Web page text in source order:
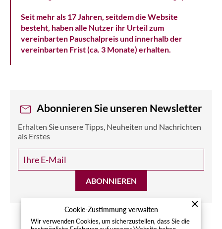
Seit mehr als 17 Jahren, seitdem die Website
besteht, haben alle Nutzer ihr Urteil zum
vereinbarten Pauschalpreis und innerhalb der
vereinbarten Frist (ca. 3 Monate) erhalten.
Abonnieren Sie unseren Newsletter
Erhalten Sie unsere Tipps, Neuheiten und Nachrichten
als Erstes
ABONNIEREN
Cookie-Zustimmung verwalten
Wir verwenden Cookies, um sicherzustellen, dass Sie die